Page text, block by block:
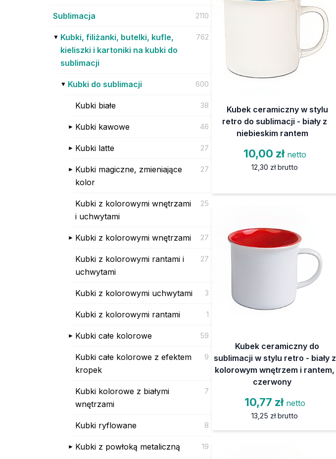
Sublimacja 2110
Kubki, filiżanki, butelki, kufle,
kieliszki i kartoniki na kubki do
sublimacji
762
Kubki do sublimacji 600
Kubki białe 38
Kubki kawowe 46
Kubki latte 27
Kubki magiczne, zmieniające
kolor
27
Kubki z kolorowymi wnętrzami
i uchwytami
25
Kubki z kolorowymi wnętrzami 27
Kubki z kolorowymi rantami i
uchwytami
27
Kubki z kolorowymi uchwytami 3
Kubki z kolorowymi rantami 1
Kubki całe kolorowe 59
Kubki całe kolorowe z efektem
kropek
9
Kubki kolorowe z białymi
wnętrzami
7
Kubki ryflowane 8
Kubki z powłoką metaliczną 19
Kubek ceramiczny w stylu
retro do sublimacji - biały z
niebieskim rantem
10,00 zł netto
12,30 zł brutto
Kubek ceramiczny do
sublimacji w stylu retro - biały z
kolorowym wnętrzem i rantem,
czerwony
10,77 zł netto
13,25 zł brutto